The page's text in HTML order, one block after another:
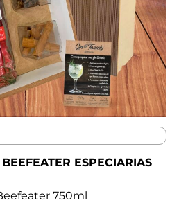
ESPECIARIAS
750ml